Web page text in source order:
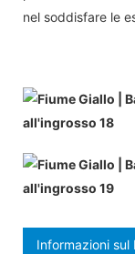
nel soddisfare le
Informazioni sul